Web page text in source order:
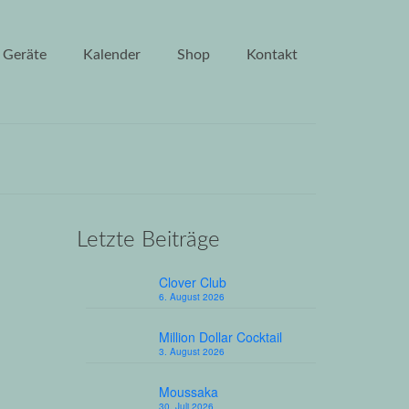
Geräte Kalender Shop Kontakt
Letzte Beiträge
Clover Club
6. August 2026
Million Dollar Cocktail
3. August 2026
Moussaka
30. Juli 2026